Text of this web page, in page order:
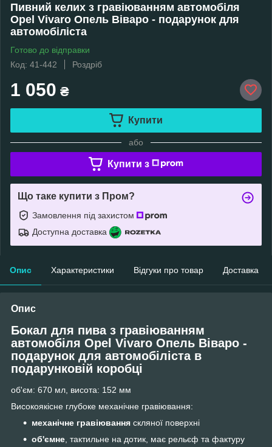
Пивний келих з гравіюванням автомобіля
Opel Vivaro Опель Віваро - подарунок для
автомобіліста
Готово до відправки
Код: 41-442
Роздріб
1 050 ₴
Купити
або
Купити з
Що таке купити з Пром?
Замовлення під захистом
Доступна доставка
Опис Характеристики Відгуки про товар Доставка
Опис
Бокал для пива з гравіюванням
автомобіля Opel Vivaro Опель Віваро -
подарунок для автомобіліста в
подарунковій коробці
об'єм: 670 мл, висота: 152 мм
Високоякісне глубоке механічне гравіювання:
механічне гравіювання скляної поверхні
об'ємне, тактильне на дотик, має рельєф та фактуру